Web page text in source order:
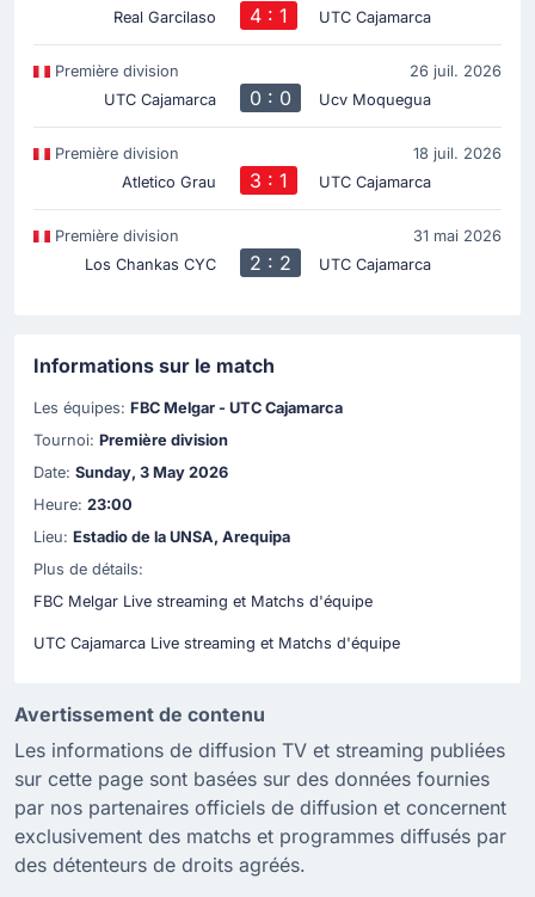
Real Garcilaso
4 : 1 UTC Cajamarca
Première division
26 juil. 2026
UTC Cajamarca
0 : 0 Ucv Moquegua
Première division
18 juil. 2026
Atletico Grau
3 : 1 UTC Cajamarca
Première division
31 mai 2026
Los Chankas CYC
2 : 2 UTC Cajamarca
Informations sur le match
Les équipes: FBC Melgar - UTC Cajamarca
Tournoi: Première division
Date: Sunday, 3 May 2026
Heure: 23:00
Lieu: Estadio de la UNSA, Arequipa
Plus de détails:
FBC Melgar Live streaming et Matchs d'équipe
UTC Cajamarca Live streaming et Matchs d'équipe
Avertissement de contenu
Les informations de diffusion TV et streaming publiées
sur cette page sont basées sur des données fournies
par nos partenaires officiels de diffusion et concernent
exclusivement des matchs et programmes diffusés par
des détenteurs de droits agréés.